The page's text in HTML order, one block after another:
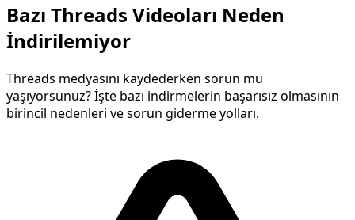
Bazı Threads Videoları Neden
İndirilemiyor
Threads medyasını kaydederken sorun mu
yaşıyorsunuz? İşte bazı indirmelerin başarısız olmasının
birincil nedenleri ve sorun giderme yolları.